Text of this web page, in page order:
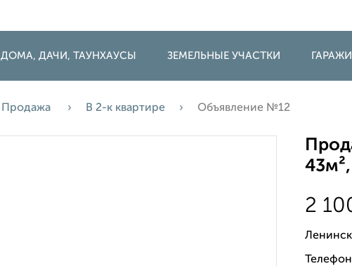
ДОМА, ДАЧИ, ТАУНХАУСЫ ЗЕМЕЛЬНЫЕ УЧАСТКИ
Продажа В 2-к квартире Объявление №12
2